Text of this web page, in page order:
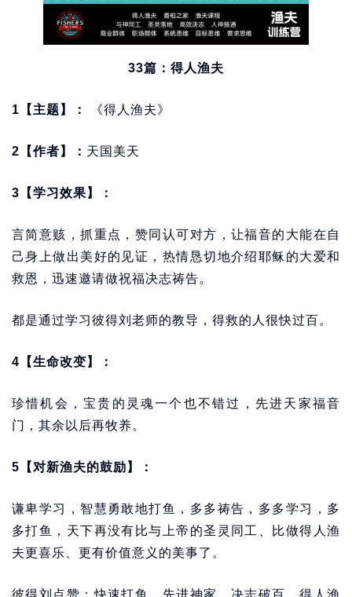
33篇：得人渔夫
1【主题】： 《得人渔夫》
2【作者】： 天国美天
3【学习效果】：
言简意赅，抓重点，赞同认可对方，让福音的大能在自
己身上做出美好的见证，热情恳切地介绍耶稣的大爱和
救恩，迅速邀请做祝福决志祷告。
都是通过学习彼得刘老师的教导，得救的人很快过百。
4【生命改变】：
珍惜机会，宝贵的灵魂一个也不错过，先进天家福音
门，其余以后再牧养。
5【对新渔夫的鼓励】：
谦卑学习，智慧勇敢地打鱼，多多祷告，多多学习，多
多打鱼，天下再没有比与上帝的圣灵同工、比做得人渔
夫更喜乐、更有价值意义的美事了。